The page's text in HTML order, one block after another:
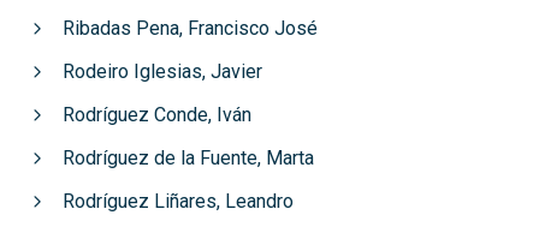
Ribadas Pena, Francisco José
Rodeiro Iglesias, Javier
Rodríguez Conde, Iván
Rodríguez de la Fuente, Marta
Rodríguez Liñares, Leandro